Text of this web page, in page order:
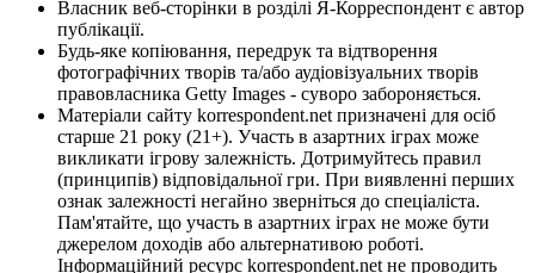
Власник веб-сторінки в розділі Я-Корреспондент є автор
публікації.
Будь-яке копіювання, передрук та відтворення
фотографічних творів та/або аудіовізуальних творів
правовласника Getty Images - суворо забороняється.
Матеріали сайту korrespondent.net призначені для осіб
старше 21 року (21+). Участь в азартних іграх може
викликати ігрову залежність. Дотримуйтесь правил
(принципів) відповідальної гри. При виявленні перших
ознак залежності негайно зверніться до спеціаліста.
Пам'ятайте, що участь в азартних іграх не може бути
джерелом доходів або альтернативою роботі.
Інформаційний ресурс korrespondent.net не проводить